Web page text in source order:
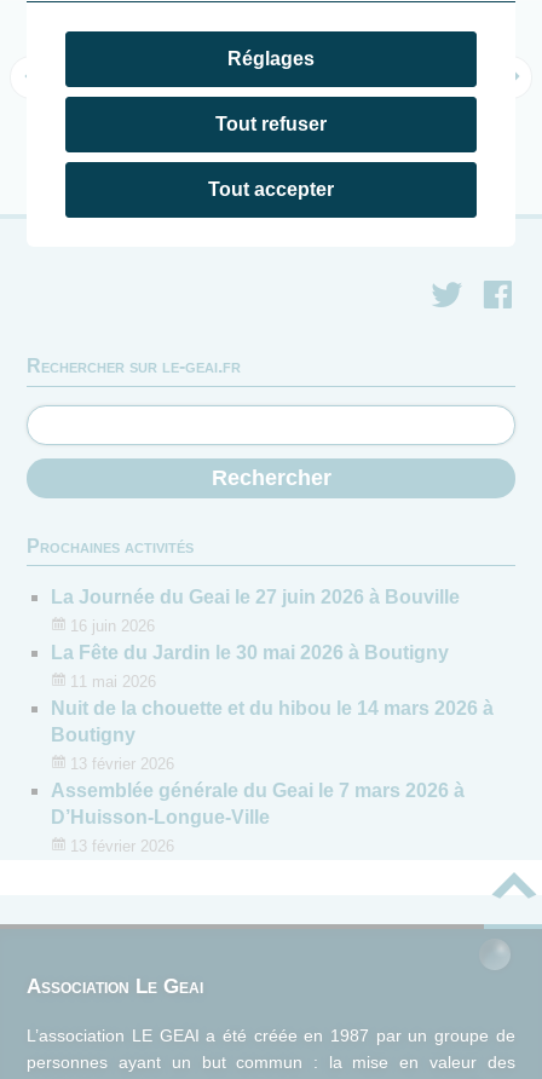
du Climat
travaux du Grand
Hilaire
Rechercher sur le-geai.fr
Prochaines activités
La Journée du Geai le 27 juin 2026 à Bouville
16 juin 2026
La Fête du Jardin le 30 mai 2026 à Boutigny
11 mai 2026
Nuit de la chouette et du hibou le 14 mars 2026 à
Boutigny
13 février 2026
Assemblée générale du Geai le 7 mars 2026 à
D’Huisson-Longue-Ville
13 février 2026
Association Le Geai
L’association LE GEAI a été créée en 1987 par un groupe de
personnes ayant un but commun : la mise en valeur des
Réglages
Tout refuser
Tout accepter